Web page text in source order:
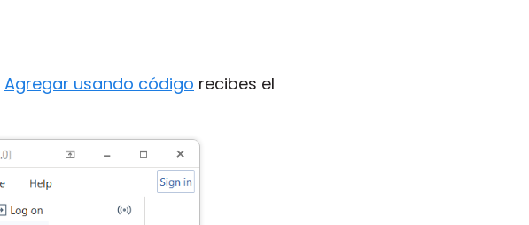
Agregar usando código recibes el